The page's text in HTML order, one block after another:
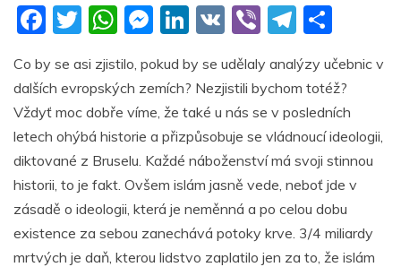
F
c
e
b
o
o
k
T
itt
er
W
at
s
A
p
p
M
ss
e
n
g
er
Li
k
e
dI
n
V
K
Vi
er
T
e
gr
a
m
h
ar
e
Co by se asi zjistilo, pokud by se udělaly analýzy učebnic v
dalších evropských zemích? Nezjistili bychom totéž?
Vždyť moc dobře víme, že také u nás se v posledních
letech ohýbá historie a přizpůsobuje se vládnoucí ideologii,
diktované z Bruselu. Každé náboženství má svoji stinnou
historii, to je fakt. Ovšem islám jasně vede, neboť jde v
zásadě o ideologii, která je neměnná a po celou dobu
existence za sebou zanechává potoky krve. 3/4 miliardy
mrtvých je daň, kterou lidstvo zaplatilo jen za to, že islám